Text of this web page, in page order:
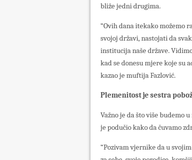
bliže jedni drugima.
“Ovih dana itekako možemo
svojoj državi, nastojati da
institucija naše države.
kad se donesu mjere koje su
kazao je muftija Fazlović.
Plemenitost je sestra
Važno je da što više budemo
je podučio kako da čuvamo
“Pozivam vjernike da u